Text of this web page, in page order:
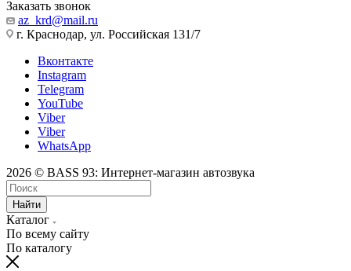
Заказать звонок
az_krd@mail.ru
г. Краснодар, ул. Российская 131/7
Вконтакте
Instagram
Telegram
YouTube
Viber
Viber
WhatsApp
2026 © BASS 93: Интернет-магазин автозвука
Найти
Каталог
По всему сайту
По каталогу